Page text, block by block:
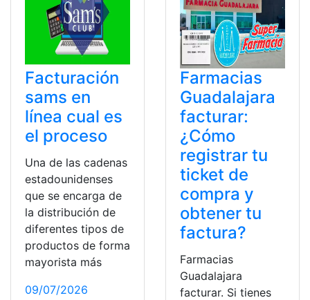
Facturación
sams en
línea cual es
el proceso
Una de las cadenas
estadounidenses
que se encarga de
la distribución de
diferentes tipos de
productos de forma
mayorista más
09/07/2026
Farmacias
Guadalajara
facturar:
¿Cómo
registrar tu
ticket de
compra y
obtener tu
factura?
Farmacias
Guadalajara
facturar. Si tienes